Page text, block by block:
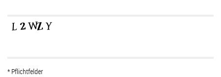
* Pflichtfelder